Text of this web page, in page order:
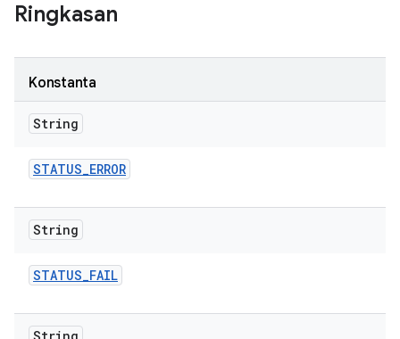
Ringkasan
Konstanta
String
STATUS_ERROR
String
STATUS_FAIL